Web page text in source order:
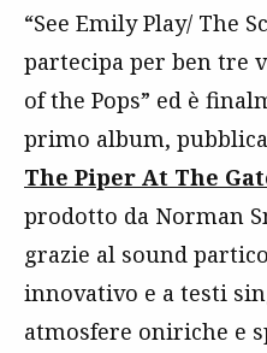
“See Emily Play/ The
partecipa per ben tre
of the Pops” ed è
primo album,
The Piper At The
prodotto da Norman
grazie al sound
innovativo e a testi
atmosfere oniriche e